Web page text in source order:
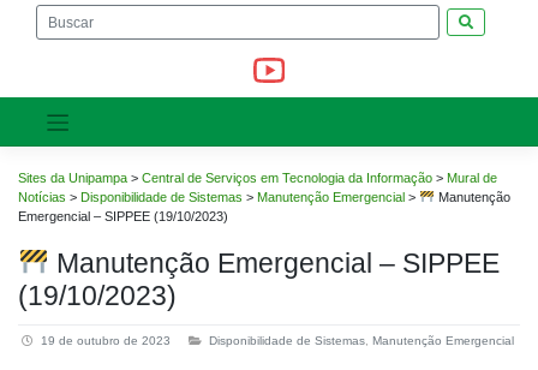
Sites da Unipampa > Central de Serviços em Tecnologia da Informação > Mural de
Notícias > Disponibilidade de Sistemas > Manutenção Emergencial >
Manutenção
Emergencial – SIPPEE (19/10/2023)
Manutenção Emergencial – SIPPEE
(19/10/2023)
19 de outubro de 2023 Disponibilidade de Sistemas Manutenção Emergencial